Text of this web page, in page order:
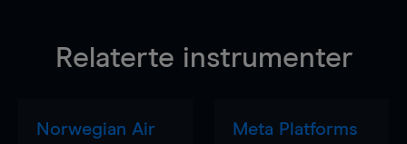
Relaterte instrumenter
Norwegian Air
Meta Platforms